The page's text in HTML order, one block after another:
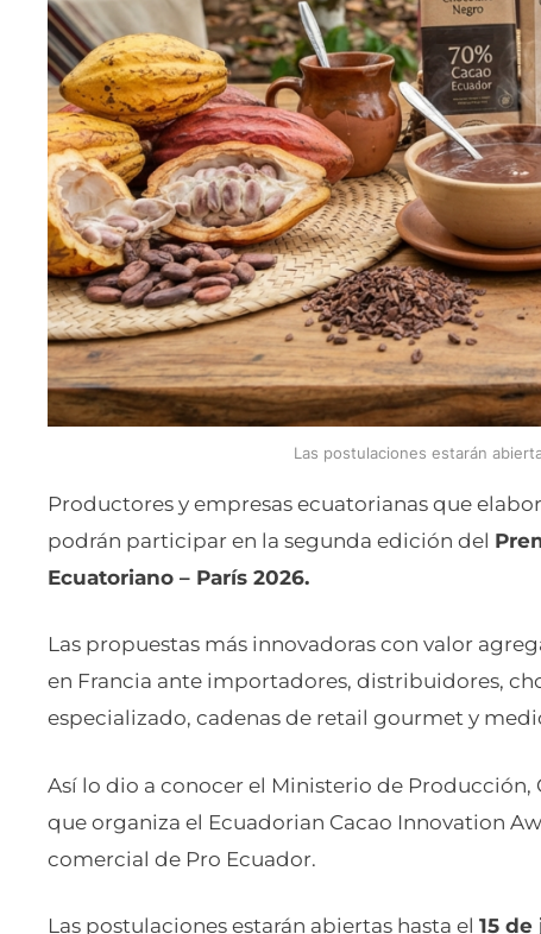
Las postulaciones estarán
Productores y empresas ecuatorianas que
podrán participar en la segunda edición del
Ecuatoriano – París 2026.
Las propuestas más innovadoras con valor
en Francia ante importadores, distribuidores,
especializado, cadenas de retail gourmet y
Así lo dio a conocer el Ministerio de Producción,
que organiza el Ecuadorian Cacao Innovation
comercial de Pro Ecuador.
Las postulaciones estarán abiertas hasta el 15